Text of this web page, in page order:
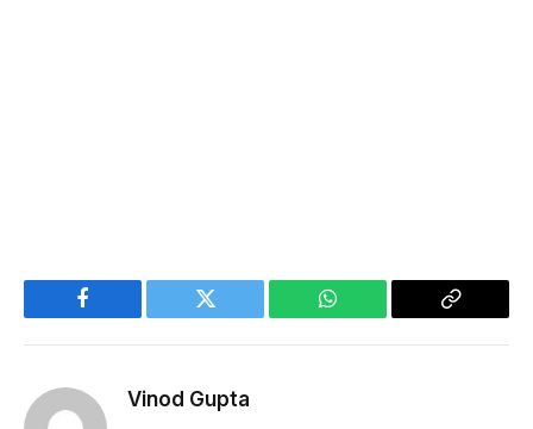
Facebook Twitter WhatsApp
Copy
Vinod Gupta